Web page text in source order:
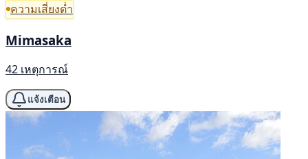
ความเสี่ยงต่ำ
Mimasaka
42 เหตุการณ์
แจ้งเตือน